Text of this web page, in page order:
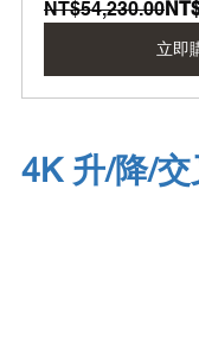
NT$54,230.00
立即
4K 升/降/交